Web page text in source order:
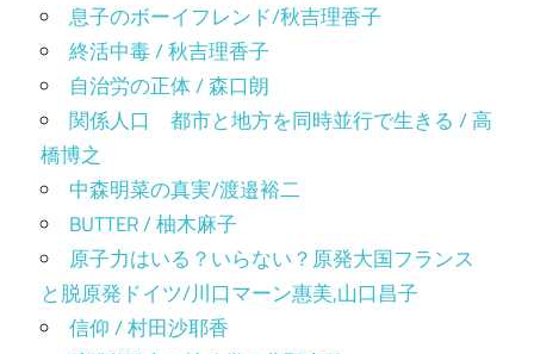
息子のボーイフレンド/秋吉理香子
終活中毒 / 秋吉理香子
自治労の正体 / 森口朗
関係人口 都市と地方を同時並行で生きる / 高
橋博之
中森明菜の真実/渡邉裕二
BUTTER / 柚木麻子
原子力はいる？いらない？原発大国フランス
と脱原発ドイツ/川口マーン惠美,山口昌子
信仰 / 村田沙耶香